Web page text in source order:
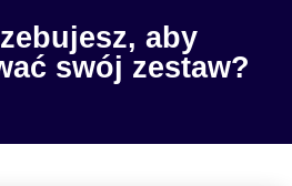
aby
swój zestaw?